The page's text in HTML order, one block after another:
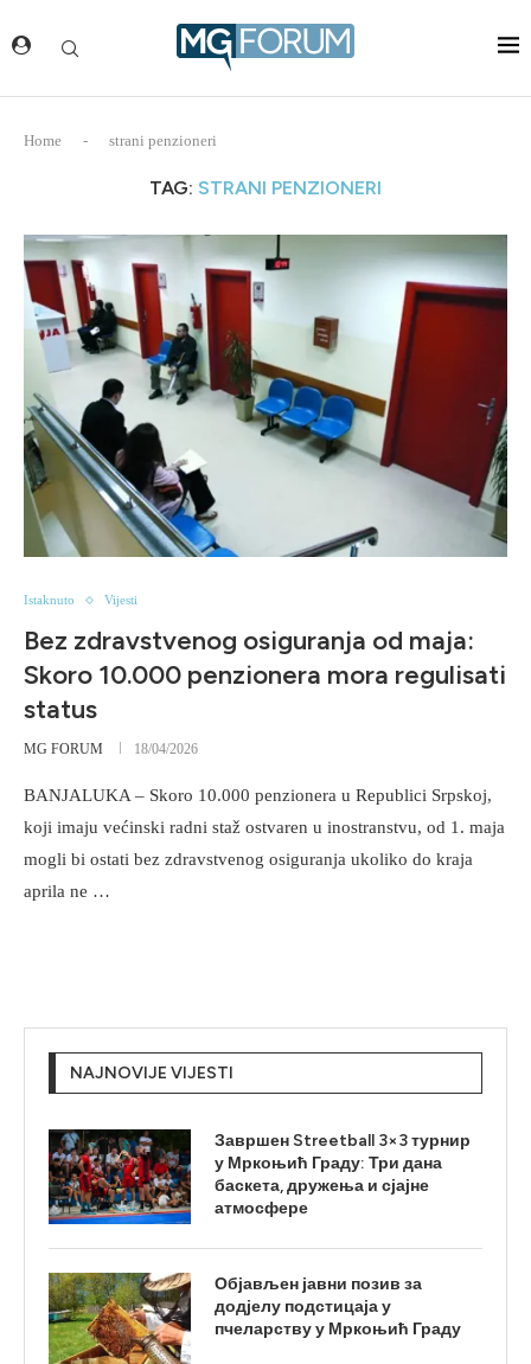
Home - strani penzioneri
TAG: STRANI PENZIONERI
Istaknuto Vijesti
Bez zdravstvenog osiguranja od maja:
Skoro 10.000 penzionera mora regulisati
status
MG FORUM 18/04/2026
BANJALUKA – Skoro 10.000 penzionera u Republici Srpskoj,
koji imaju većinski radni staž ostvaren u inostranstvu, od 1. maja
mogli bi ostati bez zdravstvenog osiguranja ukoliko do kraja
aprila ne …
NAJNOVIJE VIJESTI
Завршен Streetball 3×3 турнир
у Мркоњић Граду: Три дана
баскета, дружења и сјајне
атмосфере
Објављен јавни позив за
додјелу подстицаја у
пчеларству у Мркоњић Граду